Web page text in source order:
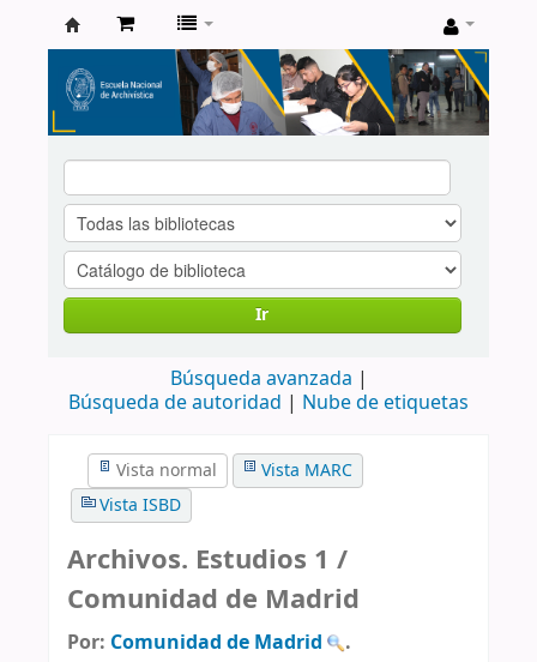
Catálogo
de
Biblioteca
ENA
Ir
Búsqueda avanzada
Búsqueda de autoridad
Nube de etiquetas
Vista normal
Vista MARC
Vista ISBD
Archivos. Estudios 1 /
Comunidad de Madrid
Por: Comunidad de Madrid .